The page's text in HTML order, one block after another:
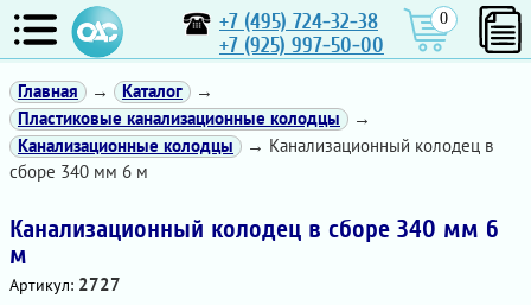
+7 (495) 724-32-38
+7 (925) 997-50-00
0
Главная → Каталог
→
Пластиковые канализационные колодцы
→
Канализационные колодцы
→ Канализационный колодец в
сборе 340 мм 6 м
Канализационный колодец в сборе 340 мм 6
м
Артикул: 2727